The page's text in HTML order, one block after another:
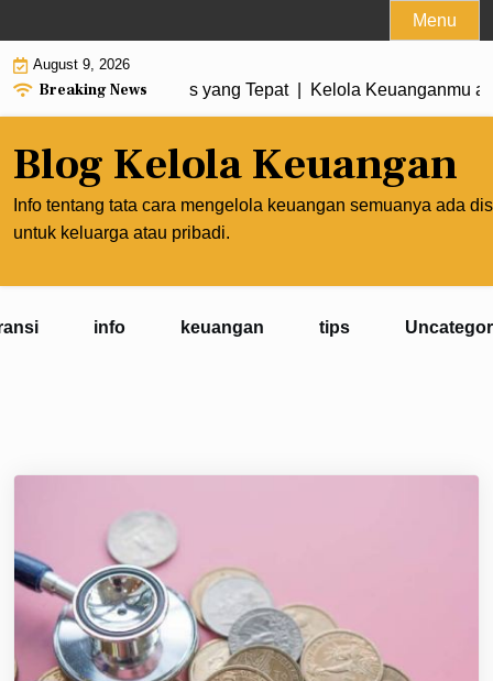
to
content
Menu
August 9, 2026
Breaking News
Membuat Prioritas yang Tepat |Kelola Keuanganmu agar
Blog Kelola Keuangan
Info tentang tata cara mengelola keuangan semuanya ada
untuk keluarga atau pribadi.
info keuangan tips